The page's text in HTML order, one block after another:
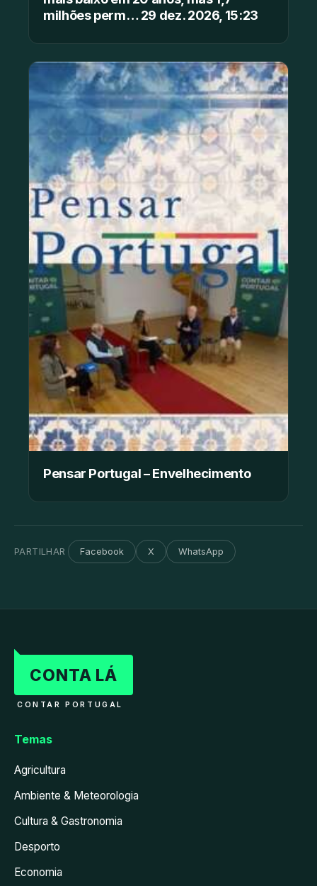
milhões perm… 29 dez. 2026, 15:23
Pensar Portugal – Envelhecimento
PARTILHAR Facebook X WhatsApp
CONTA LÁ
CONTAR PORTUGAL
Temas
Agricultura
Ambiente & Meteorologia
Cultura & Gastronomia
Desporto
Economia